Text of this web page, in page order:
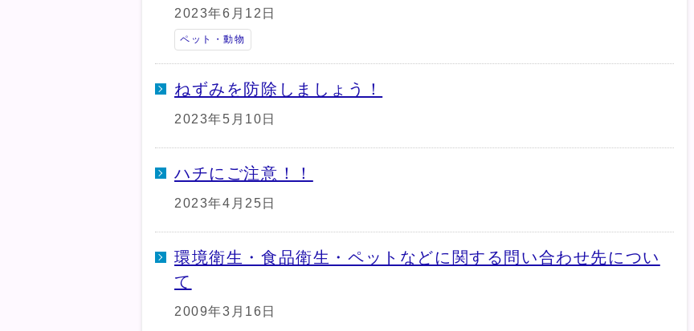
2023年6月12日
ペット・動物
ねずみを防除しましょう！
2023年5月10日
ハチにご注意！！
2023年4月25日
環境衛生・食品衛生・ペットなどに関する問い合わせ先につい
て
2009年3月16日